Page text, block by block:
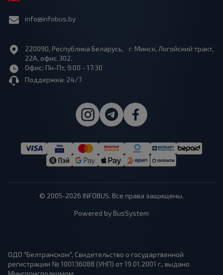
info@infobus.by
220090, Республика Беларусь, г. Минск, Логойский тракт,
22А, офис 302.
Офис: Пн-Пт, 9:00 - 17:30
Поддержка: 24/7
© 2005-2026 INFOBUS. Все права защищены.
Powered by BusSystem
ОДО "Белтранском", Свидетельство о государтвенной
регистрации № 100136088 (УНП) от 19.01.2001 г., выдано